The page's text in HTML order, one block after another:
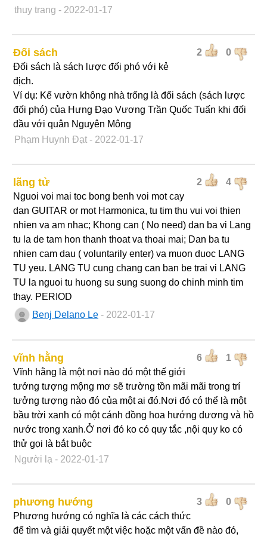
thuy trang - 2022-01-17
2 0
Đối sách
Đối sách là sách lược đối phó với kẻ
địch.
Ví dụ: Kế vườn không nhà trống là đối sách (sách lược
đối phó) của Hưng Đạo Vương Trần Quốc Tuấn khi đối
đầu với quân Nguyên Mông
Phạm Huynh Đạt - 2022-01-17
2 4
lãng tử
Nguoi voi mai toc bong benh voi mot cay
dan GUITAR or mot Harmonica, tu tim thu vui voi thien
nhien va am nhac; Khong can ( No need) dan ba vi Lang
tu la de tam hon thanh thoat va thoai mai; Dan ba tu
nhien cam dau ( voluntarily enter) va muon duoc LANG
TU yeu. LANG TU cung chang can ban be trai vi LANG
TU la nguoi tu huong su sung suong do chinh minh tim
thay. PERIOD
Benj Delano Le - 2022-01-17
6 1
vĩnh hằng
Vĩnh hằng là một nơi nào đó một thế giới
tưởng tượng mộng mơ sẽ trường tồn mãi mãi trong trí
tưởng tượng nào đó của một ai đó.Nơi đó có thể là một
bầu trời xanh có một cánh đồng hoa hướng dương và hồ
nước trong xanh.Ở nơi đó ko có quy tắc ,nội quy ko có
thử gọi là bắt buộc
Người lạ - 2022-01-17
3 0
phương hướng
Phương hướng có nghĩa là các cách thức
để tìm và giải quyết một việc hoặc một vấn đề nào đó,